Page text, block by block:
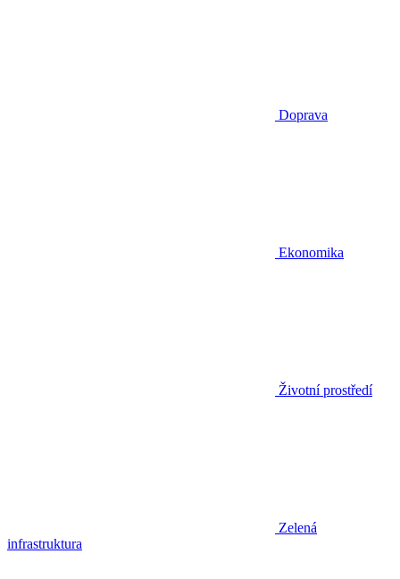
Doprava
Ekonomika
Životní prostředí
Zelená
infrastruktura